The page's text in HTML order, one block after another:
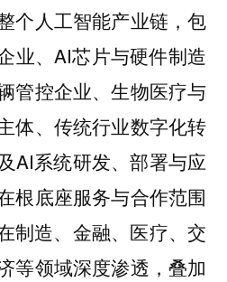
个人工智能产业链，包
业、AI芯片与硬件制造
管控企业、生物医疗与
体、传统行业数字化转
AI系统研发、部署与应
根底座服务与合作范围
制造、金融、医疗、交
等领域深度渗透，叠加